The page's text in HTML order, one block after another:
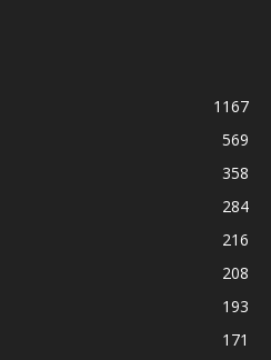
1167
569
358
284
216
208
193
171